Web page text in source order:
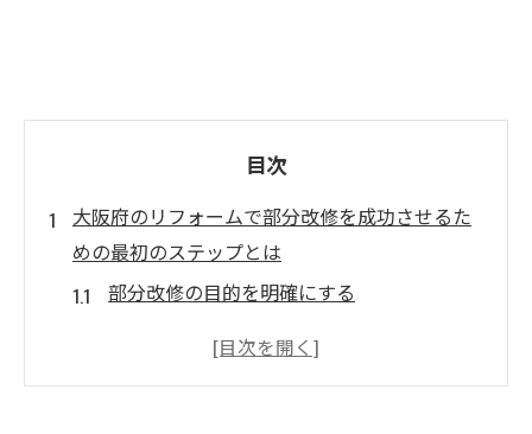
目次
大阪府のリフォームで部分改修を成功させるた
めの最初のステップとは
部分改修の目的を明確にする
専門家に相談して計画を立てる